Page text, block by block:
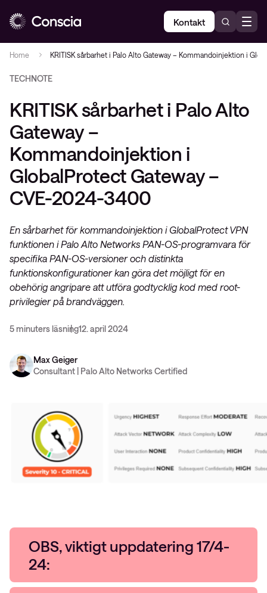
Kontakt
Home KRITISK sårbarhet i Palo Alto Gateway – Kommandoinjektion i
TECHNOTE
KRITISK sårbarhet i Palo Alto
Gateway –
Kommandoinjektion i
GlobalProtect Gateway –
CVE-2024-3400
En sårbarhet för kommandoinjektion i GlobalProtect VPN
funktionen i Palo Alto Networks PAN-OS-programvara för
specifika PAN-OS-versioner och distinkta
funktionskonfigurationer kan göra det möjligt för en
obehörig angripare att utföra godtycklig kod med root-
privilegier på brandväggen.
5 minuters läsning12. april 2024
Max Geiger
Consultant | Palo Alto Networks Certified
OBS, viktigt uppdatering 17/4-
24: